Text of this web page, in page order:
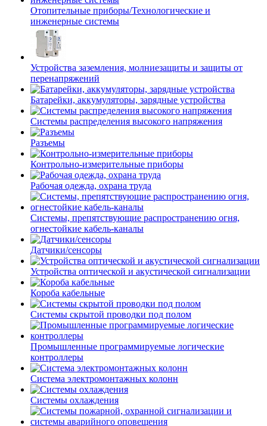
Отопительные приборы/Технологические и
инженерные системы
Устройства заземления, молниезащиты и защиты от
перенапряжений
Батарейки, аккумуляторы, зарядные устройства
Системы распределения высокого напряжения
Разъемы
Контрольно-измерительные приборы
Рабочая одежда, охрана труда
Системы, препятствующие распространению огня,
огнестойкие кабель-каналы
Датчики/сенсоры
Устройства оптической и акустической сигнализации
Короба кабельные
Системы скрытой проводки под полом
Промышленные программируемые логические
контроллеры
Система электромонтажных колонн
Системы охлаждения